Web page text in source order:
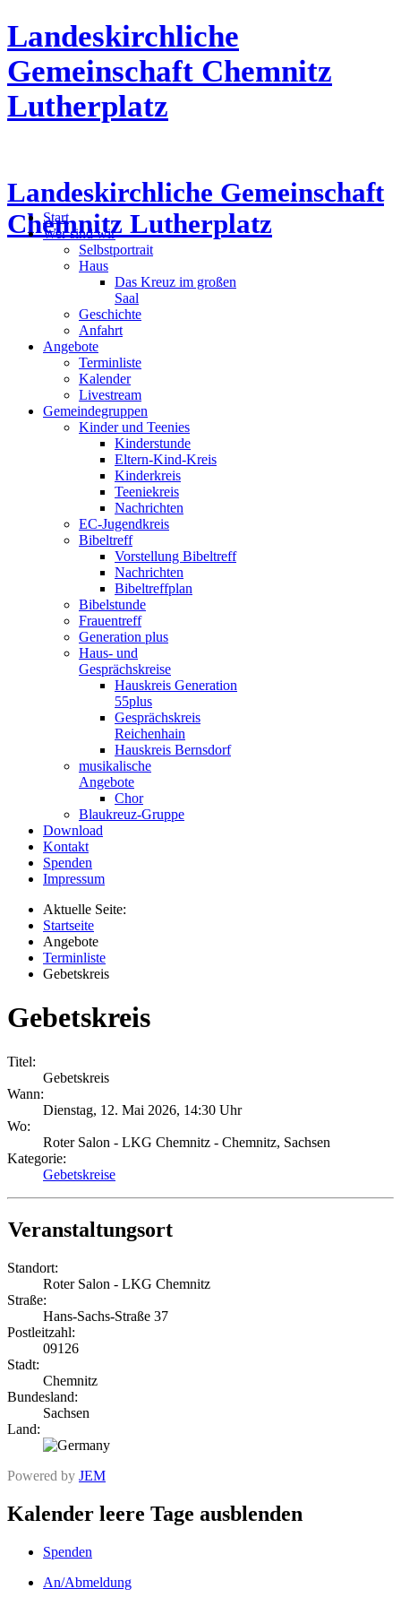
Landeskirchliche
Gemeinschaft Chemnitz
Lutherplatz
Landeskirchliche Gemeinschaft
Chemnitz Lutherplatz
Start
Wer sind wir
Selbstportrait
Haus
Das Kreuz im großen
Saal
Geschichte
Anfahrt
Angebote
Terminliste
Kalender
Livestream
Gemeindegruppen
Kinder und Teenies
Kinderstunde
Eltern-Kind-Kreis
Kinderkreis
Teeniekreis
Nachrichten
EC-Jugendkreis
Bibeltreff
Vorstellung Bibeltreff
Nachrichten
Bibeltreffplan
Bibelstunde
Frauentreff
Generation plus
Haus- und
Gesprächskreise
Hauskreis Generation
55plus
Gesprächskreis
Reichenhain
Hauskreis Bernsdorf
musikalische
Angebote
Chor
Blaukreuz-Gruppe
Download
Kontakt
Spenden
Impressum
Aktuelle Seite:
Startseite
Angebote
Terminliste
Gebetskreis
Gebetskreis
Titel:
Gebetskreis
Wann:
Dienstag, 12. Mai 2026, 14:30 Uhr
Wo:
Roter Salon - LKG Chemnitz - Chemnitz, Sachsen
Kategorie:
Gebetskreise
Veranstaltungsort
Standort:
Roter Salon - LKG Chemnitz
Straße:
Hans-Sachs-Straße 37
Postleitzahl:
09126
Stadt:
Chemnitz
Bundesland:
Sachsen
Land:
Powered by JEM
Kalender leere Tage ausblenden
Spenden
An/Abmeldung